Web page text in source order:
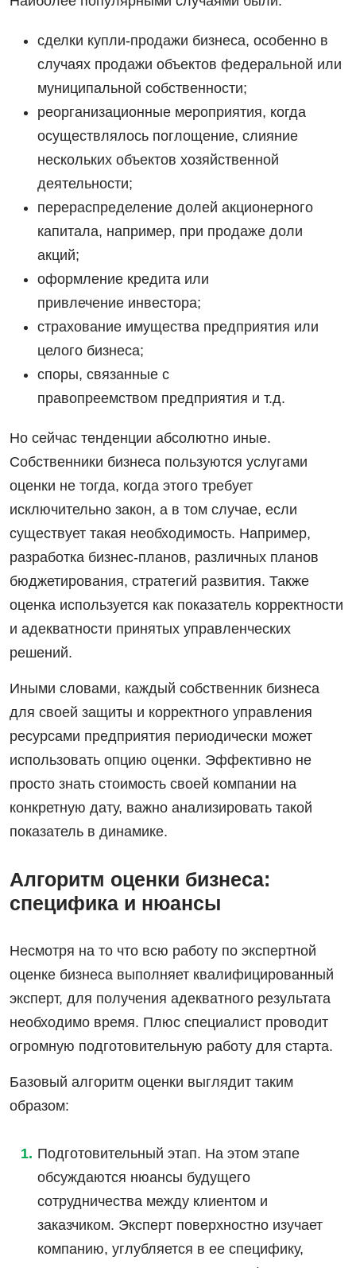
сделки купли-продажи бизнеса, особенно в
случаях продажи объектов федеральной или
муниципальной собственности;
реорганизационные мероприятия, когда
осуществлялось поглощение, слияние
нескольких объектов хозяйственной
деятельности;
перераспределение долей акционерного
капитала, например, при продаже доли
акций;
оформление кредита или
привлечение инвестора;
страхование имущества предприятия или
целого бизнеса;
споры, связанные с
правопреемством предприятия и т.д.
Но сейчас тенденции абсолютно иные.
Собственники бизнеса пользуются услугами
оценки не тогда, когда этого требует
исключительно закон, а в том случае, если
существует такая необходимость. Например,
разработка бизнес-планов, различных планов
бюджетирования, стратегий развития. Также
оценка используется как показатель корректности
и адекватности принятых управленческих
решений.
Иными словами, каждый собственник бизнеса
для своей защиты и корректного управления
ресурсами предприятия периодически может
использовать опцию оценки. Эффективно не
просто знать стоимость своей компании на
конкретную дату, важно анализировать такой
показатель в динамике.
Алгоритм оценки бизнеса:
специфика и нюансы
Несмотря на то что всю работу по экспертной
оценке бизнеса выполняет квалифицированный
эксперт, для получения адекватного результата
необходимо время. Плюс специалист проводит
огромную подготовительную работу для старта.
Базовый алгоритм оценки выглядит таким
образом:
Подготовительный этап. На этом этапе
обсуждаются нюансы будущего
сотрудничества между клиентом и
заказчиком. Эксперт поверхностно изучает
компанию, углубляется в ее специфику,